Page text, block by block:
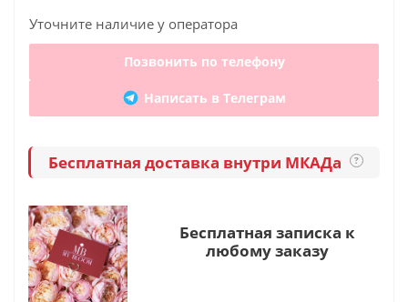
Уточните наличие у оператора
Позвонить по телефону
Написать в Телеграм
Бесплатная доставка внутри МКАДа ?
Бесплатная записка к
любому заказу